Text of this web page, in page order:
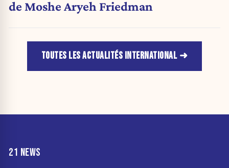
de Moshe Aryeh Friedman
TOUTES LES ACTUALITÉS INTERNATIONAL
21 NEWS